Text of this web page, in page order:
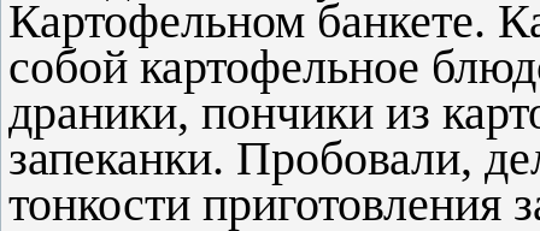
Картофельном банкете.
собой картофельное
драники, пончики из
запеканки. Пробовали,
тонкости приготовления